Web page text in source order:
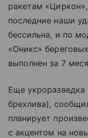
ракетам
последние наши
бессильна, и по
«Оникс»
выполнен за 7
Еще укроразведка
брехлива),
планирует
с акцентом на